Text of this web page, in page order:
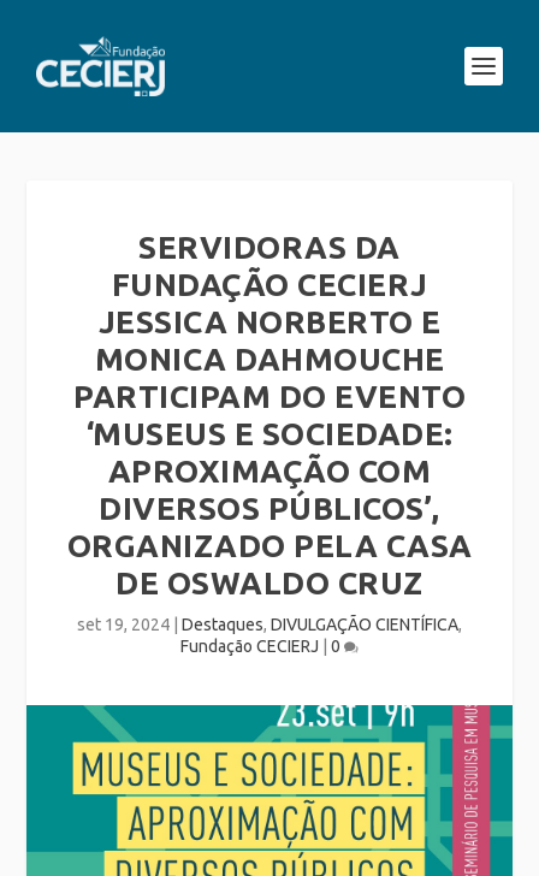
SERVIDORAS DA
FUNDAÇÃO CECIERJ
JESSICA NORBERTO E
MONICA DAHMOUCHE
PARTICIPAM DO EVENTO
‘MUSEUS E SOCIEDADE:
APROXIMAÇÃO COM
DIVERSOS PÚBLICOS’,
ORGANIZADO PELA CASA
DE OSWALDO CRUZ
set 19, 2024 Destaques, DIVULGAÇÃO CIENTÍFICA,
Fundação CECIERJ
0